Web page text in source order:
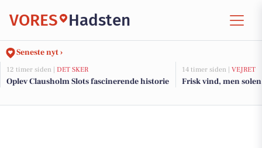
VORES Hadsten
Seneste nyt ›
12 timer siden | DET SKER
Oplev Clausholm Slots fascinerende historie
14 timer siden | VEJRET
Frisk vind, men